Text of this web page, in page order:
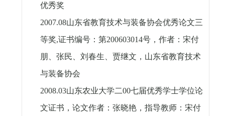
优秀奖
2007.08山东省教育技术与装备协会优秀论文三
等奖,证书编号：第200603014号，作者：宋付
朋、张民、刘春生、贾继文，山东省教育技术
与装备协会
2008.03山东农业大学二00七届优秀学士学位论
文证书，论文作者：张晓艳，指导教师：宋付